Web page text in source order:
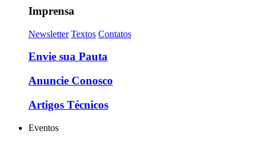
Imprensa
Newsletter Textos Contatos
Envie sua Pauta
Anuncie Conosco
Artigos Técnicos
Eventos